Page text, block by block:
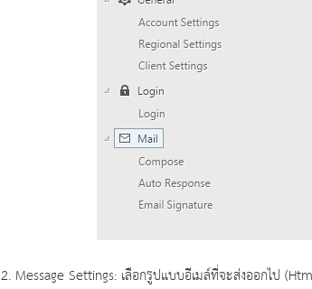
2. Message Settings: เลือกรูปแบบอีเมล์ที่จะส่งออกไป